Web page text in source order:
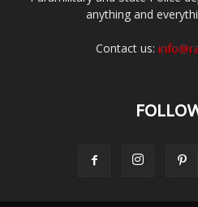
anything and
Contact us: